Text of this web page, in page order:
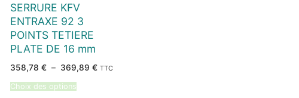
SERRURE KFV
ENTRAXE 92 3
POINTS TETIERE
PLATE DE 16 mm
358,78 € – 369,89 €Plage
TTC
Choix des options